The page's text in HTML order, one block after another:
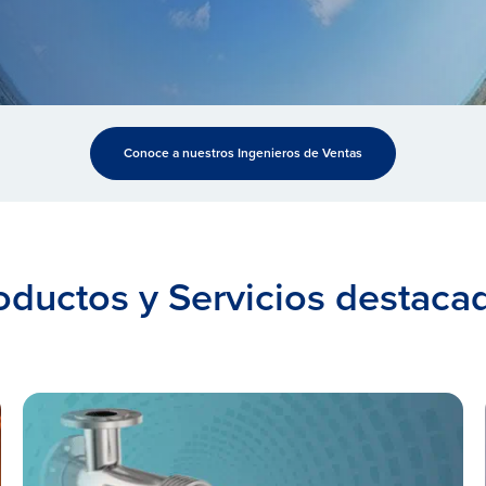
Conoce a nuestros Ingenieros de Ventas
y Servicios